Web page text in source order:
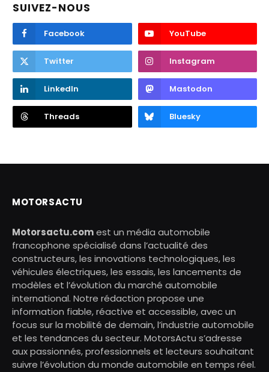
SUIVEZ-NOUS
Facebook YouTube
Twitter Instagram
LinkedIn Mastodon
Threads Bluesky
MOTORSACTU
Motorsactu.comest un média automobile
francophone spécialisé dans l’actualité des
constructeurs, les innovations technologiques, les
véhicules électriques, les essais, les lancements de
modèles et l’évolution du marché automobile
international. Notre rédaction propose une
information fiable, réactive et accessible, avec un
focus sur la mobilité de demain, l’industrie automobile
et les tendances du secteur. MotorsActu s’adresse
aux passionnés, professionnels et lecteurs souhaitant
suivre l’évolution du monde automobile en temps réel.